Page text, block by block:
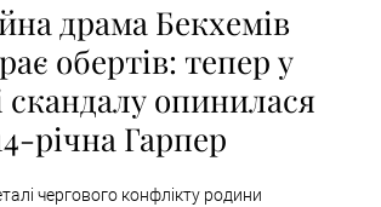
драма Бекхемів
обертів: тепер у
скандалу опинилася
річна Гарпер
чергового конфлікту родини